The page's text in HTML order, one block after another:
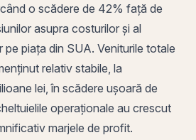
o scădere de 42% față de
asupra costurilor și al
piața din SUA. Veniturile totale
relativ stabile, la
lei, în scădere ușoară de
operaționale au crescut
marjele de profit.